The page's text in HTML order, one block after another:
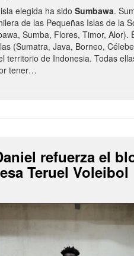
elegida ha sido Sumbawa.
de las Pequeñas Islas de la
Sumba, Flores, Timor, Alor).
(Sumatra, Java, Borneo,
territorio de Indonesia. Todas
tener…
refuerza el
Teruel Voleibol